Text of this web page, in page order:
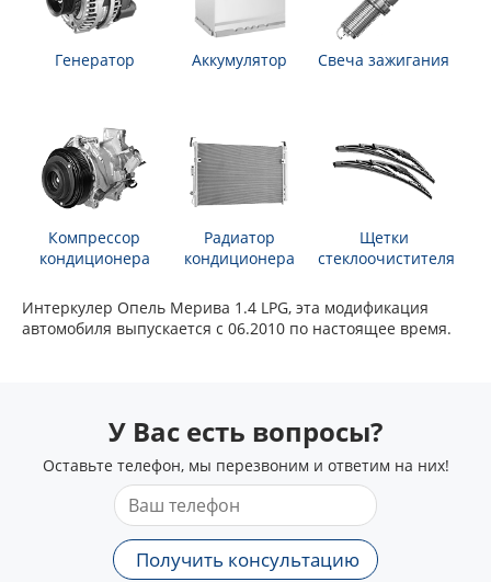
Генератор Аккумулятор Свеча зажигания
Компрессор
кондиционера
Радиатор
кондиционера
Щетки
стеклоочистителя
Интеркулер Опель Мерива 1.4 LPG, эта модификация
автомобиля выпускается с 06.2010 по настоящее время.
У Вас есть вопросы?
Оставьте телефон, мы перезвоним и ответим на них!
Получить консультацию